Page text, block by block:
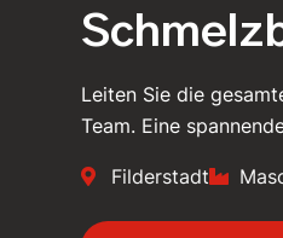
Leiten Sie die
Team. Eine
Filderstadt